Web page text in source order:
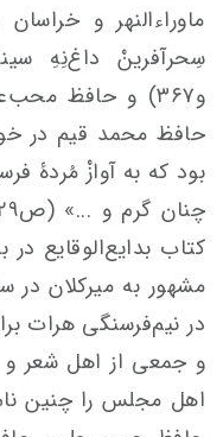
ماوراءالنهر و
و۳۶۷) و حافظ
حافظ محمد قیم در
بود که به آوازْ مُردۀ
کتاب بدایع‌الوقایع
در نیم‌فرسنگی هرات
و جمعی از اهل شعر و
اهل مجلس را چنین